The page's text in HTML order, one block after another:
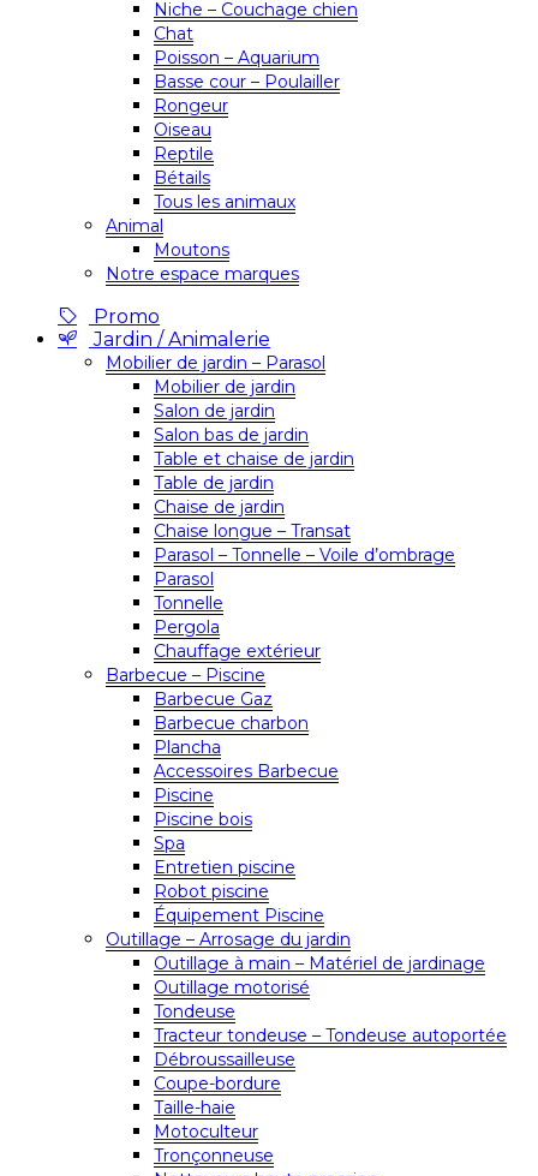
Niche – Couchage chien
Chat
Poisson – Aquarium
Basse cour – Poulailler
Rongeur
Oiseau
Reptile
Bétails
Tous les animaux
Animal
Moutons
Notre espace marques
Promo
Jardin / Animalerie
Mobilier de jardin – Parasol
Mobilier de jardin
Salon de jardin
Salon bas de jardin
Table et chaise de jardin
Table de jardin
Chaise de jardin
Chaise longue – Transat
Parasol – Tonnelle – Voile d’ombrage
Parasol
Tonnelle
Pergola
Chauffage extérieur
Barbecue – Piscine
Barbecue Gaz
Barbecue charbon
Plancha
Accessoires Barbecue
Piscine
Piscine bois
Spa
Entretien piscine
Robot piscine
Équipement Piscine
Outillage – Arrosage du jardin
Outillage à main – Matériel de jardinage
Outillage motorisé
Tondeuse
Tracteur tondeuse – Tondeuse autoportée
Débroussailleuse
Coupe-bordure
Taille-haie
Motoculteur
Tronçonneuse